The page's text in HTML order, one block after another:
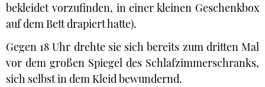
bekleidet vorzufinden, in einer kleinen Geschenkbox
auf dem Bett drapiert hatte).
Gegen 18 Uhr drehte sie sich bereits zum dritten Mal
vor dem großen Spiegel des Schlafzimmerschranks,
sich selbst in dem Kleid bewundernd.